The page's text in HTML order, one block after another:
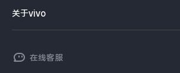
T系列
NEX系列
订单查询
查找手机
开放平台
vivo 企业业务
关于vivo
工作机会在线客服